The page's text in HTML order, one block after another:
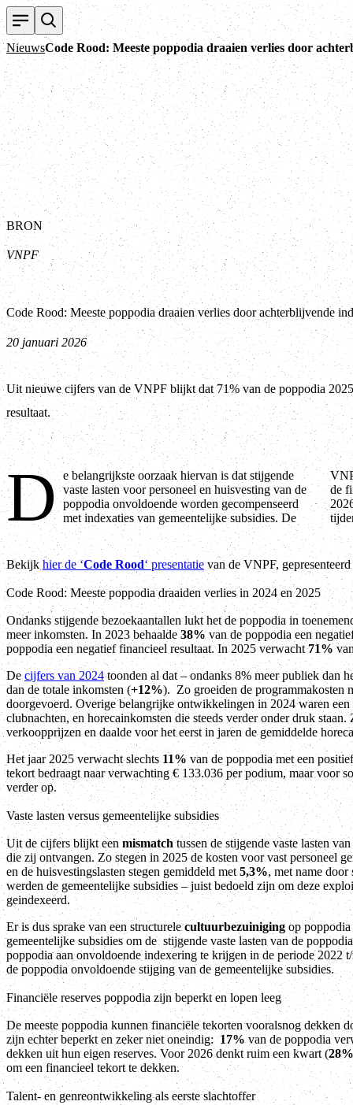
NieuwsCode Rood: Meeste poppodia draaien verlies door
BRON
VNPF
Code Rood: Meeste poppodia draaien verlies door achterblijvende
20 januari 2026
Uit nieuwe cijfers van de VNPF blijkt dat 71% van de poppodia
resultaat.
D e belangrijkste oorzaak hiervan is dat stijgende
vaste lasten voor personeel en huisvesting van de
poppodia onvoldoende worden gecompenseerd
met indexaties van gemeentelijke subsidies. De
VNPF deed in de afgelopen weken een extra onderzoek naar
de financiële situatie van de aangesloten poppodia in 2025 en
2026. De bevindingen werden op 15 januari gepresenteerd
Bekijk hier de ‘Code Rood‘ presentatievan de VNPF,
Code Rood: Meeste poppodia draaiden verlies in 2024 en 2025
Ondanks stijgende bezoekaantallen lukt het de poppodia in
meer inkomsten. In 2023 behaalde38% van de poppodia een
poppodia een negatief financieel resultaat. In 2025 verwacht71%
De cijfers van 2024toonden al dat – ondanks 8% meer publiek dan
dan de totale inkomsten (+12%). Zo groeiden de programmakosten
doorgevoerd. Overige belangrijke ontwikkelingen in 2024 waren
clubnachten, en horecainkomsten die steeds verder onder druk
verkoopprijzen en daalde voor het eerst in jaren de gemiddelde
Het jaar 2025 verwacht slechts11%van de poppodia met een
tekort bedraagt naar verwachting € 133.036 per podium, maar voor
verder op.
Vaste lasten versus gemeentelijke subsidies
Uit de cijfers blijkt een mismatchtussen de stijgende vaste lasten
die zij ontvangen. Zo stegen in 2025 de kosten voor vast personeel
en de huisvestingslasten stegen gemiddeld met5,3%, met name
werden de gemeentelijke subsidies – juist bedoeld zijn om deze
geindexeerd.
Er is dus sprake van een structurelecultuurbezuinigingop poppodia
gemeentelijke subsidies om de stijgende vaste lasten van de
poppodia aan onvoldoende indexering te krijgen in de periode
de poppodia onvoldoende stijging van de gemeentelijke subsidies.
Financiële reserves poppodia zijn beperkt en lopen leeg
De meeste poppodia kunnenfinanciëletekorten vooralsnog dekken
zijn echter beperkt en zeker niet oneindig:17%van de poppodia
dekken uit hun eigen reserves. Voor 2026 denkt ruim een kwart (28%
om een financieel tekort te dekken.
Talent- en genreontwikkeling als eerste slachtoffer